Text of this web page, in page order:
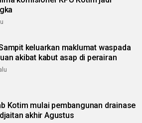
keluarkan maklumat waspada
akibat kabut asap di perairan
Kotim mulai pembangunan drainase
akhir Agustus